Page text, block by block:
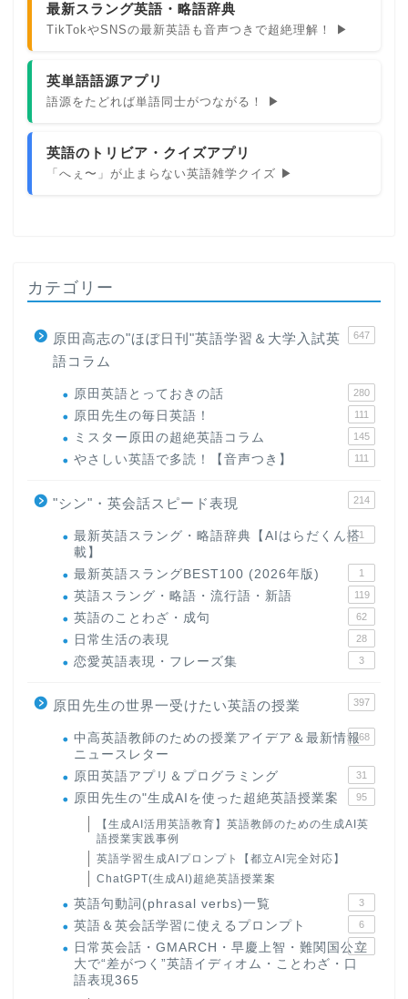
最新スラング英語・略語辞典
TikTokやSNSの最新英語も音声つきで超絶理解！ ▶
英単語語源アプリ
語源をたどれば単語同士がつながる！ ▶
英語のトリビア・クイズアプリ
「へぇ〜」が止まらない英語雑学クイズ ▶
カテゴリー
原田高志の"ほぼ日刊"英語学習＆大学入試英
語コラム
647
原田英語とっておきの話 280
原田先生の毎日英語！ 111
ミスター原田の超絶英語コラム 145
やさしい英語で多読！【音声つき】 111
"シン"・英会話スピード表現 214
最新英語スラング・略語辞典【AIはらだくん搭
載】
1
最新英語スラングBEST100 (2026年版) 1
英語スラング・略語・流行語・新語 119
英語のことわざ・成句 62
日常生活の表現 28
恋愛英語表現・フレーズ集 3
原田先生の世界一受けたい英語の授業 397
中高英語教師のための授業アイデア＆最新情報
ニュースレター
168
原田英語アプリ＆プログラミング 31
原田先生の"生成AIを使った超絶英語授業案 95
【生成AI活用英語教育】英語教師のための生成AI英
語授業実践事例
英語学習生成AIプロンプト【都立AI完全対応】
ChatGPT(生成AI)超絶英語授業案
英語句動詞(phrasal verbs)一覧 3
英語＆英会話学習に使えるプロンプト 6
日常英会話・GMARCH・早慶上智・難関国公立
大で“差がつく”英語イディオム・ことわざ・口
語表現365
22